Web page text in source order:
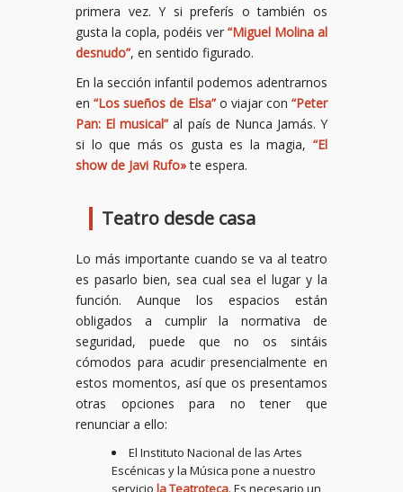
primera vez. Y si preferís o también os
gusta la copla, podéis ver “Miguel Molina al
desnudo”, en sentido figurado.
En la sección infantil podemos adentrarnos
en“Los sueños de Elsa” o viajar con “Peter
Pan: El musical”al país de Nunca Jamás. Y
si lo que más os gusta es la magia, “El
show de Javi Rufo»te espera.
Teatro desde casa
Lo más importante cuando se va al teatro
es pasarlo bien, sea cual sea el lugar y la
función. Aunque los espacios están
obligados a cumplir la normativa de
seguridad, puede que no os sintáis
cómodos para acudir presencialmente en
estos momentos, así que os presentamos
otras opciones para no tener que
renunciar a ello:
El Instituto Nacional de las Artes
Escénicas y la Música pone a nuestro
servicio la Teatroteca. Es necesario un